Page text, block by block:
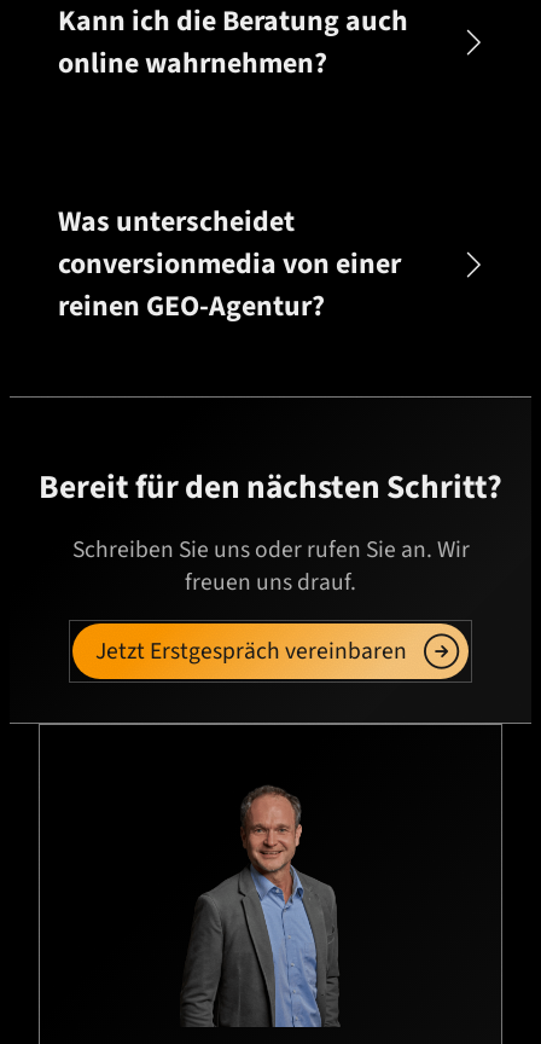
Kann ich die Beratung auch
online wahrnehmen?
Was unterscheidet
conversionmedia von einer
reinen GEO-Agentur?
Bereit für den nächsten Schritt?
Schreiben Sie uns oder rufen Sie an. Wir
freuen uns drauf.
Jetzt Erstgespräch vereinbaren